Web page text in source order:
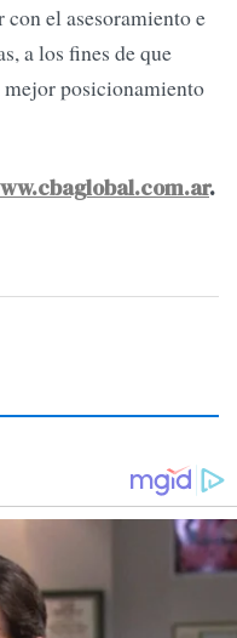
con el asesoramiento e
a los fines de que
mejor posicionamiento
.